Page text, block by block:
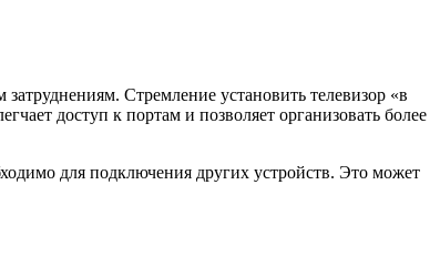
Стремление установить телевизор «в
доступ к портам и позволяет организовать более
для подключения других устройств. Это может